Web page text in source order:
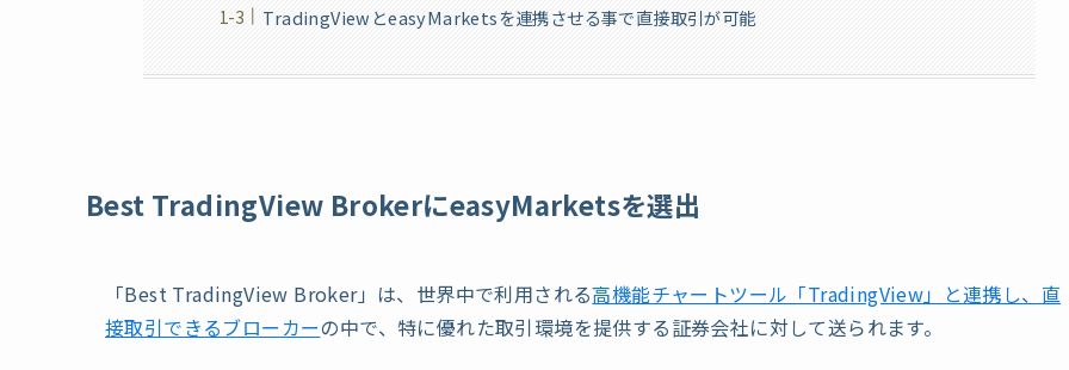
TradingViewとeasyMarketsを連携させる事で直接取引が可能
Best TradingView BrokerにeasyMarketsを選出
「Best TradingView Broker」は、世界中で利用される高機能チャートツール「TradingView」と連携し、直
接取引できるブローカーの中で、特に優れた取引環境を提供する証券会社に対して送られます。